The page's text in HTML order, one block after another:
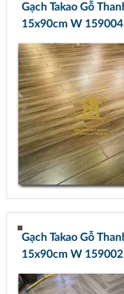
Gạch Takao Gỗ
15x90cm W 159004
Gạch Takao Gỗ
15x90cm W 159002